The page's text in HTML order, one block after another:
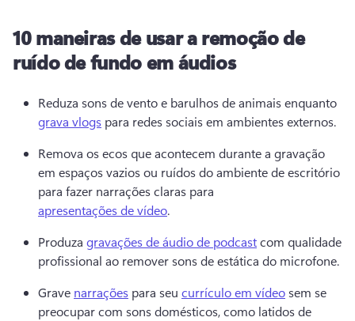
10 maneiras de usar a remoção de
ruído de fundo em áudios
Reduza sons de vento e barulhos de animais enquanto
grava vlogs para redes sociais em ambientes externos.
Remova os ecos que acontecem durante a gravação
em espaços vazios ou ruídos do ambiente de escritório
para fazer narrações claras para
apresentações de vídeo.
Produza gravações de áudio de podcast com qualidade
profissional ao remover sons de estática do microfone.
Grave narrações para seu currículo em vídeo sem se
preocupar com sons domésticos, como latidos de